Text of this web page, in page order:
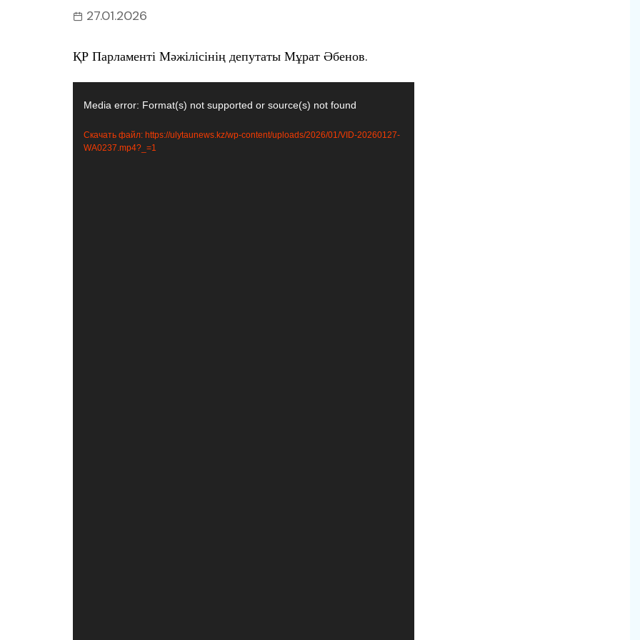
27.01.2026
ҚР Парламенті Мәжілісінің депутаты Мұрат Әбенов.
Media error: Format(s) not supported or source(s) not found
Скачать файл: https://ulytaunews.kz/wp-content/uploads/2026/01/VID-20260127-
WA0237.mp4?_=1